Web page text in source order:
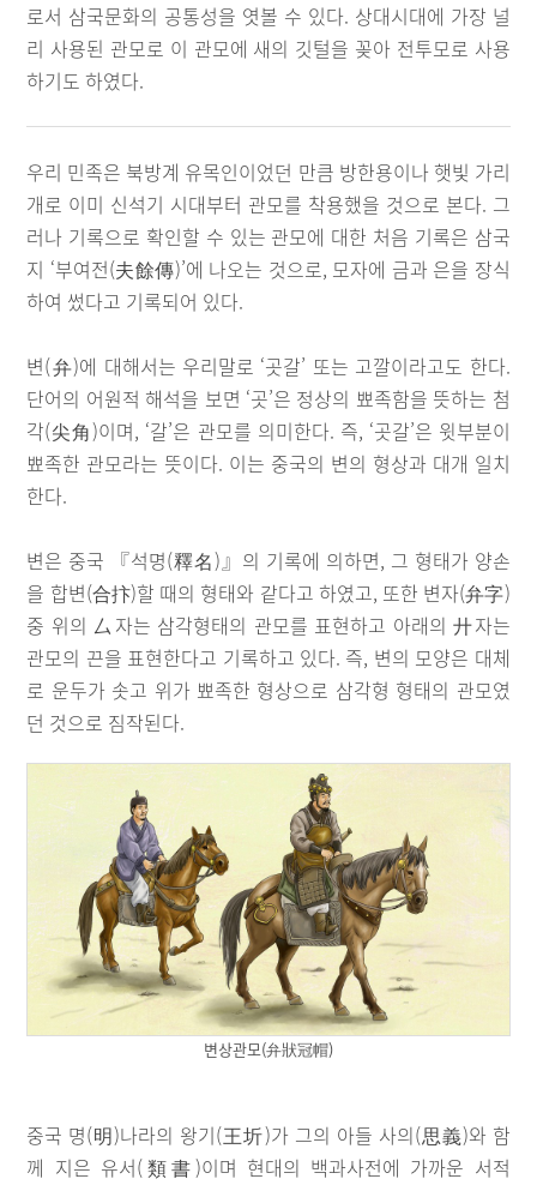
로서 삼국문화의 공통성을 엿볼 수 있다. 상대시대에 가장 널
리 사용된 관모로 이 관모에 새의 깃털을 꽂아 전투모로 사용
하기도 하였다.
우리 민족은 북방계 유목인이었던 만큼 방한용이나 햇빛 가리
개로 이미 신석기 시대부터 관모를 착용했을 것으로 본다. 그
러나 기록으로 확인할 수 있는 관모에 대한 처음 기록은 삼국
지 ‘부여전(夫餘傳)’에 나오는 것으로, 모자에 금과 은을 장식
하여 썼다고 기록되어 있다.
변(弁)에 대해서는 우리말로 ‘곳갈’ 또는 고깔이라고도 한다.
단어의 어원적 해석을 보면 ‘곳’은 정상의 뾰족함을 뜻하는 첨
각(尖角)이며, ‘갈’은 관모를 의미한다. 즉, ‘곳갈’은 윗부분이
뾰족한 관모라는 뜻이다. 이는 중국의 변의 형상과 대개 일치
한다.
변은 중국 『석명(釋名)』의 기록에 의하면, 그 형태가 양손
을 합변(合抃)할 때의 형태와 같다고 하였고, 또한 변자(弁字)
중 위의 厶자는 삼각형태의 관모를 표현하고 아래의 廾자는
관모의 끈을 표현한다고 기록하고 있다. 즉, 변의 모양은 대체
로 운두가 솟고 위가 뾰족한 형상으로 삼각형 형태의 관모였
던 것으로 짐작된다.
변상관모(弁狀冠帽)
중국 명(明)나라의 왕기(王圻)가 그의 아들 사의(思義)와 함
께 지은 유서(類書)이며 현대의 백과사전에 가까운 서적